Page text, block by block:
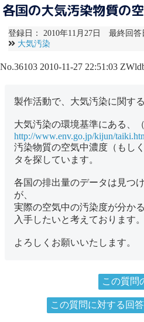
各国の大気汚染物質の
登録日： 2010年11月27日 最終回答
大気汚染
No.36103 2010-11-27 22:51:03
製作活動で、大気汚染に関す
大気汚染の環境基準にある、
http://www.env.go.jp/kijun/
汚染物質の空気中濃度（もし
タを探しています。
各国の排出量のデータは見つ
が、
実際の空気中の汚染度が分か
入手したいと考えております。
よろしくお願いいたします。
この質問
この質問に対する回